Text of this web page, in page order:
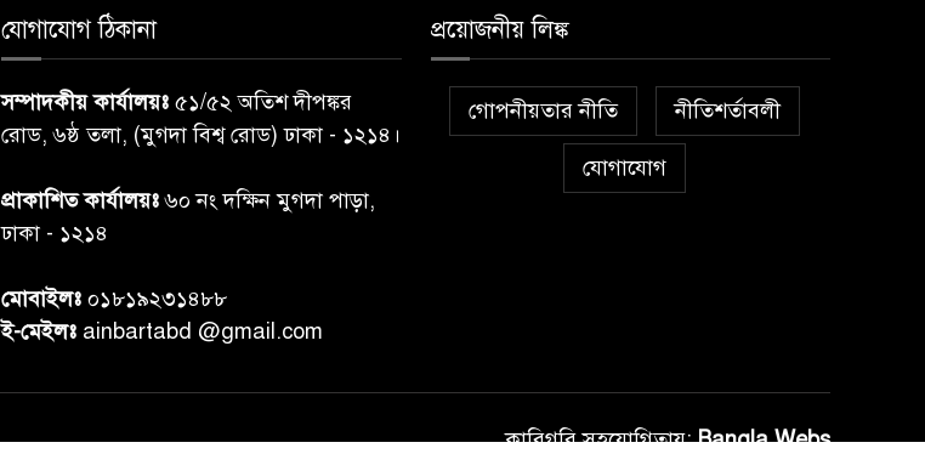
যোগাযোগ ঠিকানা
সম্পাদকীয় কার্যালয়ঃ ৫১/৫২ অতিশ দীপঙ্কর
রোড, ৬ষ্ঠ তলা, (মুগদা বিশ্ব রোড) ঢাকা - ১২১৪।
প্রাকাশিত কার্যালয়ঃ৬০ নং দক্ষিন মুগদা পাড়া,
ঢাকা - ১২১৪
মোবাইলঃ ০১৮১৯২৩১৪৮৮
ই-মেইলঃ ainbartabd @gmail.com
প্রয়োজনীয় লিঙ্ক
গোপনীয়তার নীতি নীতিশর্তাবলী
যোগাযোগ
কারিগরি সহযোগিতায়:Bangla Webs